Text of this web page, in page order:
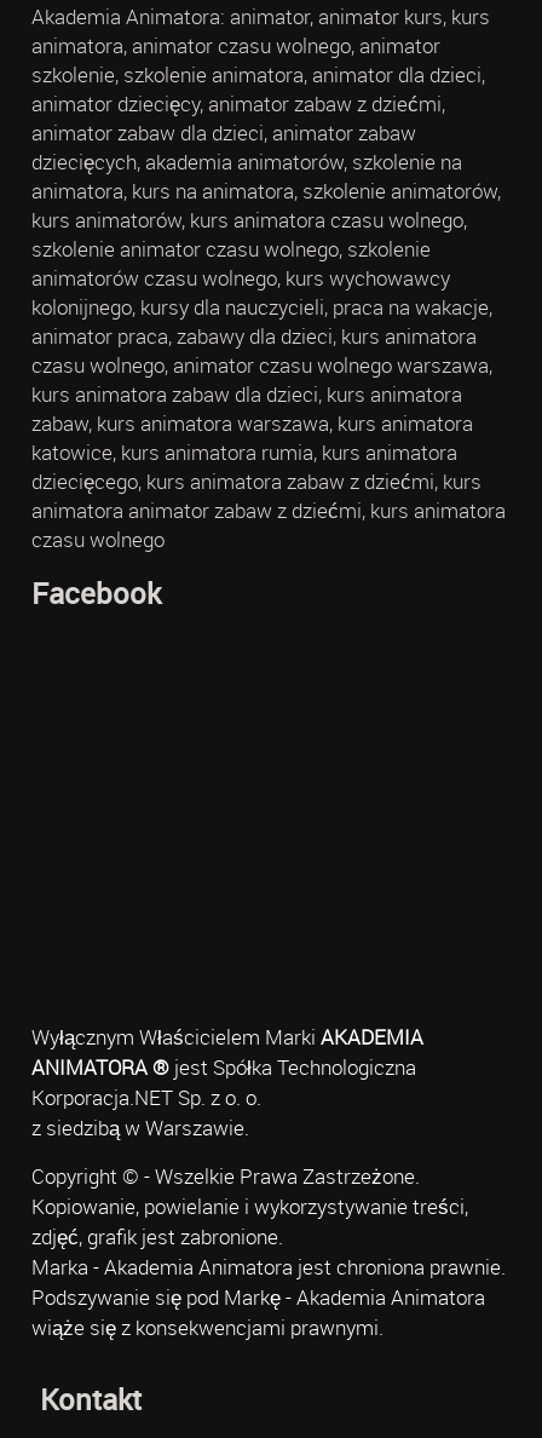
Akademia Animatora: animator, animator kurs, kurs
animatora, animator czasu wolnego, animator
szkolenie, szkolenie animatora, animator dla dzieci,
animator dziecięcy, animator zabaw z dziećmi,
animator zabaw dla dzieci, animator zabaw
dziecięcych, akademia animatorów, szkolenie na
animatora, kurs na animatora, szkolenie animatorów,
kurs animatorów, kurs animatora czasu wolnego,
szkolenie animator czasu wolnego, szkolenie
animatorów czasu wolnego, kurs wychowawcy
kolonijnego, kursy dla nauczycieli, praca na wakacje,
animator praca, zabawy dla dzieci, kurs animatora
czasu wolnego, animator czasu wolnego warszawa,
kurs animatora zabaw dla dzieci, kurs animatora
zabaw, kurs animatora warszawa, kurs animatora
katowice, kurs animatora rumia, kurs animatora
dziecięcego, kurs animatora zabaw z dziećmi, kurs
animatora animator zabaw z dziećmi, kurs animatora
czasu wolnego
Facebook
Wyłącznym Właścicielem Marki AKADEMIA
ANIMATORA ®jest Spółka Technologiczna
Korporacja.NET Sp. z o. o.
z siedzibą w Warszawie.
Copyright © - Wszelkie Prawa Zastrzeżone.
Kopiowanie, powielanie i wykorzystywanie treści,
zdjęć, grafik jest zabronione.
Marka - Akademia Animatora jest chroniona prawnie.
Podszywanie się pod Markę - Akademia Animatora
wiąże się z konsekwencjami prawnymi.
Kontakt